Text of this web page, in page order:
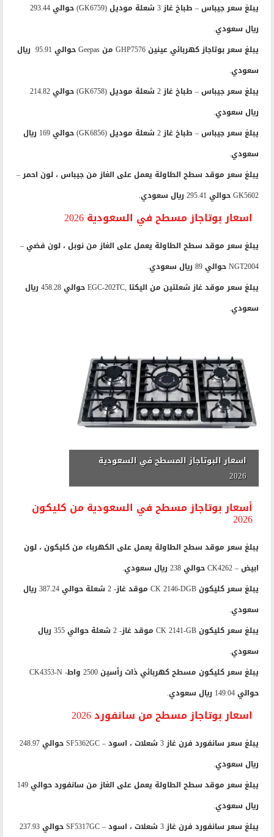
يبلغ سعر جيباس – طباخ غاز 3 شعلة موديل ‫(GK6759) حوالي 293.44
ريال سعودي.
يبلغ سعر بوتاجاز كهربائي عينين GHP7576 من Geepas حوالي 95.91 ريال
سعودي.
يبلغ سعر جيباس – طباخ غاز 2 شعلة موديل ‫(GK6758) حوالي 214.82
ريال سعودي.
يبلغ سعر جيباس – طباخ غاز 2 شعلة موديل ‫(GK6856) حوالي 169 ريال
سعودي.
يبلغ سعر موقد سطح الطاولة يعمل على الغاز من جيباس ، لون احمر –
GK5602 حوالي 295.41 ريال سعودي.
اسعار بوتاجاز مسطح في السعودية 2026
يبلغ سعر موقد سطح الطاولة يعمل على الغاز من نوبل ، لون فضي –
NGT2004 حوالي 89 ريال سعودي.
يبلغ سعر موقد غاز شعلتين من اليكتا ,EGC-202TC حوالي 458.28 ريال
سعودي.
اسعار البوتاجاز المسطح في السعودية
2026
أسعار بوتاجاز مسطح في السعودية من كليكون
2026
يبلغ سعر موقد سطح الطاولة يعمل على الكهرباء من كليكون ، لون
ابيض – CK4262 حوالي 238 ريال سعودي.
يبلغ سعر كليكون CK 2146-DGB موقد غاز- 2 شعلة حوالي 387.24 ريال
سعودي.
يبلغ سعر كليكون CK 2141-GB موقد غاز- 2 شعلة حوالي 355 ريال
سعودي.
يبلغ سعر كليكون مسطح كهربائي ذات رأسين 2500 واط- CK4353-N
حوالي 149.04 ريال سعودي.
اسعار بوتاجاز مسطح من سانفورد 2026
يبلغ سعر سانفورد فرن غاز 3 شعلات ، اسود – SF5362GC حوالي 248.97
ريال سعودي.
يبلغ سعر موقد سطح الطاولة يعمل على الغاز من سانفورد حوالي 149
ريال سعودي.
يبلغ سعر سانفورد فرن غاز 3 شعلات ، اسود – SF5317GC حوالي 237.93